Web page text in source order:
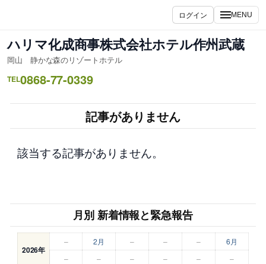
ス
キ
ッ
ログイン MENU
ハリマ化成商事株式会社ホテル作州武蔵
岡山 静かな森のリゾートホテル
TEL0868-77-0339
記事がありません
該当する記事がありません。
月別 新着情報と緊急報告
2026年
– 2月 – – –
6月
–
– – – – –